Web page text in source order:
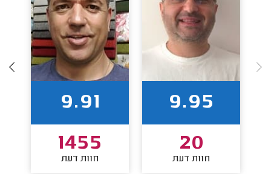
9.95
20
חוות דעת
9.91
1455
חוות דעת